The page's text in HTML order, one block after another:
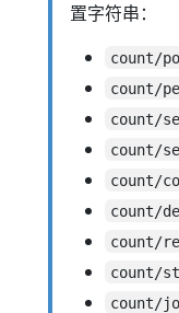
置字符串：
count/
count/
count/
count/
count/
count/
count/
count/
count/